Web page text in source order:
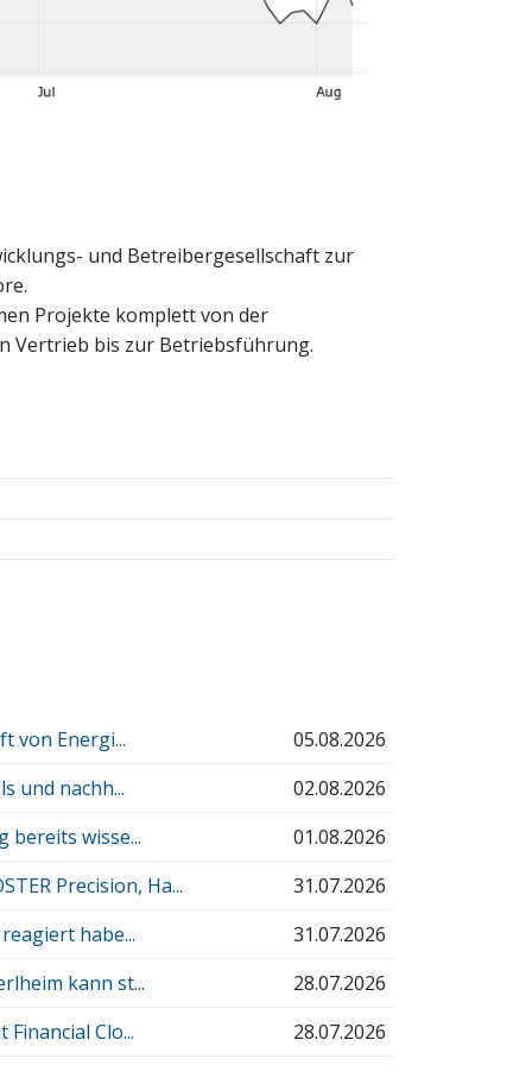
und Betreibergesellschaft zur
Projekte komplett von der
Vertrieb bis zur Betriebsführung.
von Energi...
05.08.2026
und nachh...
02.08.2026
bereits wisse...
01.08.2026
Precision, Ha...
31.07.2026
habe...
31.07.2026
kann st...
28.07.2026
Clo...
28.07.2026